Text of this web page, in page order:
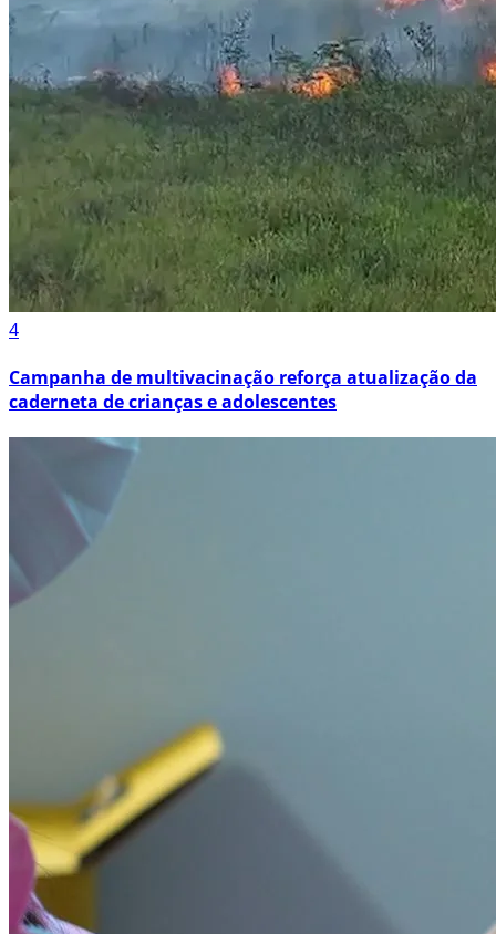
4
Campanha de multivacinação reforça atualização da
caderneta de crianças e adolescentes